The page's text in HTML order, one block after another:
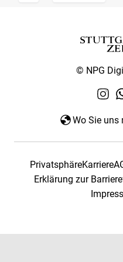
© NPG
Wo Sie uns
PrivatsphäreKarriere
Erklärung zur